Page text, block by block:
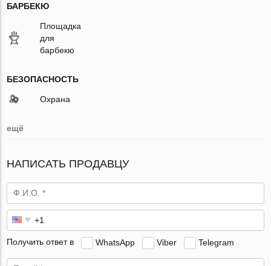
БАРБЕКЮ
Площадка
для
барбекю
БЕЗОПАСНОСТЬ
Охрана
ещё
НАПИСАТЬ ПРОДАВЦУ
Получить ответ в WhatsApp Viber Telegram